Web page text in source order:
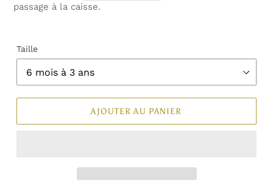
passage à la caisse.
Taille
AJOUTER AU PANIER